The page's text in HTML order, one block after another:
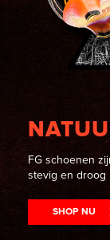
FG schoenen
stevig en droog
SHOP NU